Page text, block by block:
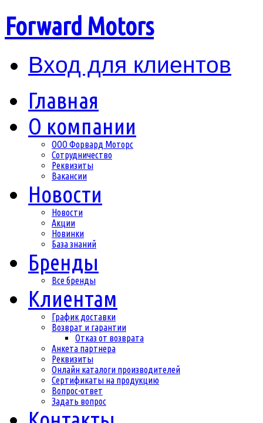
Forward Motors
Вход для клиентов
Главная
О компании
ООО Форвард Моторс
Сотрудничество
Реквизиты
Вакансии
Новости
Новости
Акции
Новинки
База знаний
Бренды
Все бренды
Клиентам
График доставки
Возврат и гарантии
Отказ от возврата
Анкета партнера
Реквизиты
Онлайн каталоги производителей
Сертификаты на продукцию
Вопрос-ответ
Задать вопрос